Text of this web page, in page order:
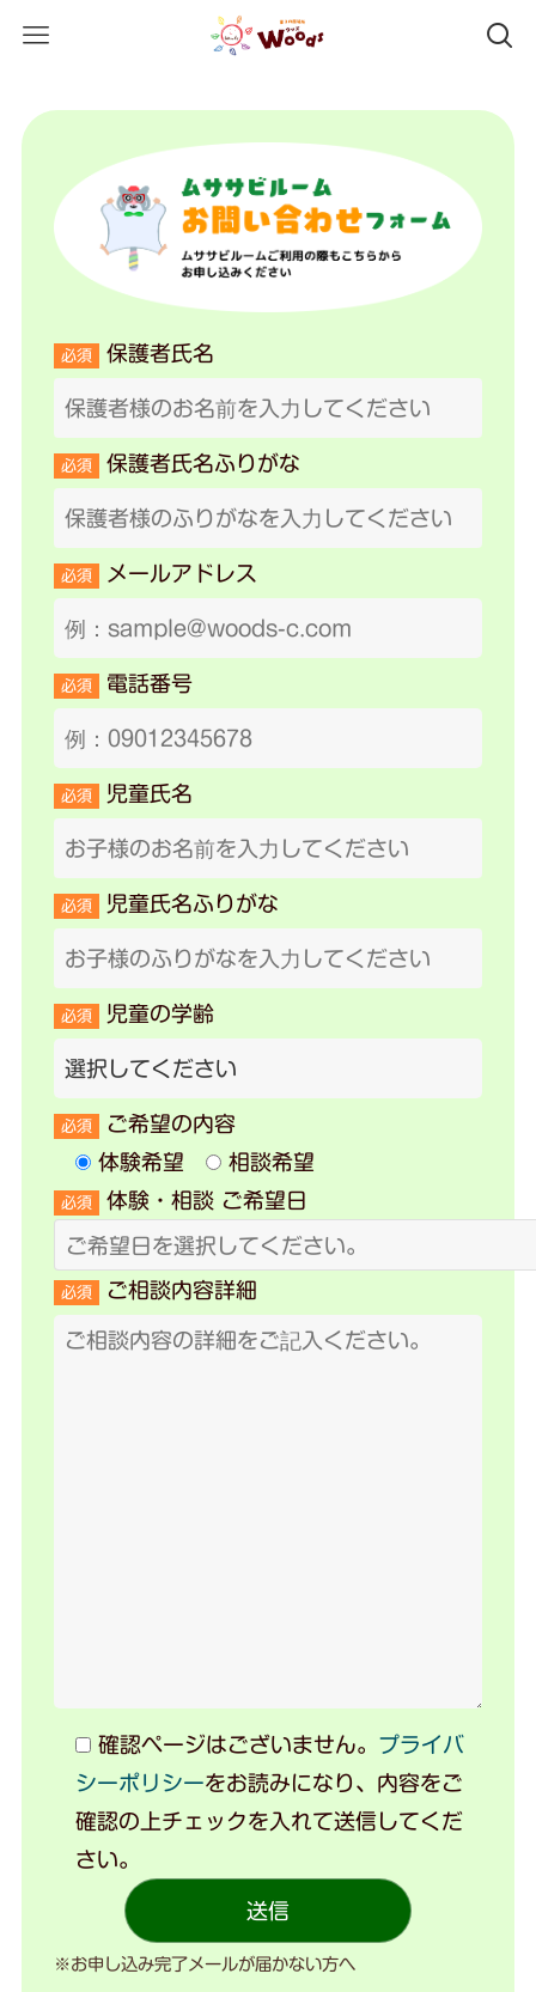
必須 保護者氏名
必須 保護者氏名ふりがな
必須 メールアドレス
必須 電話番号
必須 児童氏名
必須 児童氏名ふりがな
必須 児童の学齢
必須
ご希望の内容
体験希望
相談希望
必須 体験・相談 ご希望日
必須 ご相談内容詳細
確認ページはございません。 プライバ
シーポリシーをお読みになり、内容をご
確認の上チェックを入れて送信してくだ
さい。
※お申し込み完了メールが届かない方へ